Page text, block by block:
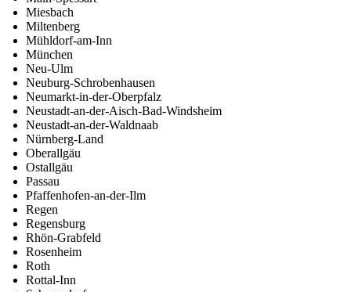
Miesbach
Miltenberg
Mühldorf-am-Inn
München
Neu-Ulm
Neuburg-Schrobenhausen
Neumarkt-in-der-Oberpfalz
Neustadt-an-der-Aisch-Bad-Windsheim
Neustadt-an-der-Waldnaab
Nürnberg-Land
Oberallgäu
Ostallgäu
Passau
Pfaffenhofen-an-der-Ilm
Regen
Regensburg
Rhön-Grabfeld
Rosenheim
Roth
Rottal-Inn